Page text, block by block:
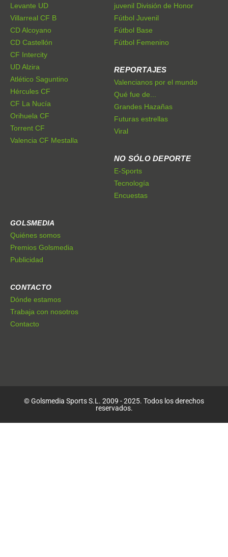
Levante UD
Villarreal CF B
CD Alcoyano
CD Castellón
CF Intercity
UD Alzira
Atlético Saguntino
Hércules CF
CF La Nucía
Orihuela CF
Torrent CF
Valencia CF Mestalla
juvenil División de Honor
Fútbol Juvenil
Fútbol Base
Fútbol Femenino
REPORTAJES
Valencianos por el mundo
Qué fue de...
Grandes Hazañas
Futuras estrellas
Viral
NO SÓLO DEPORTE
E-Sports
Tecnología
Encuestas
GOLSMEDIA
Quiénes somos
Premios Golsmedia
Publicidad
CONTACTO
Dónde estamos
Trabaja con nosotros
Contacto
© Golsmedia Sports S.L. 2009 - 2025. Todos los derechos
reservados.